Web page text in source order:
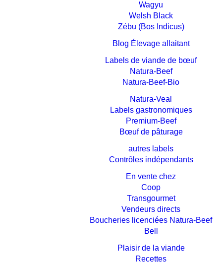
Wagyu
Welsh Black
Zébu (Bos Indicus)
Blog Élevage allaitant
Labels de viande de bœuf
Natura-Beef
Natura-Beef-Bio
Natura-Veal
Labels gastronomiques
Premium-Beef
Bœuf de pâturage
autres labels
Contrôles indépendants
En vente chez
Coop
Transgourmet
Vendeurs directs
Boucheries licenciées Natura-Beef
Bell
Plaisir de la viande
Recettes